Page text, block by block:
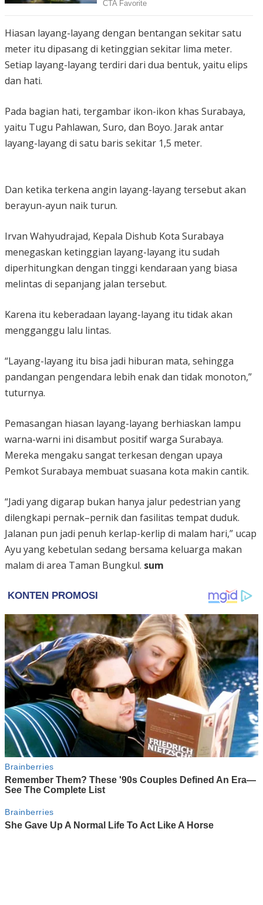
Hiasan layang-layang dengan bentangan sekitar satu
meter itu dipasang di ketinggian sekitar lima meter.
Setiap layang-layang terdiri dari dua bentuk, yaitu elips
dan hati.
Pada bagian hati, tergambar ikon-ikon khas Surabaya,
yaitu Tugu Pahlawan, Suro, dan Boyo. Jarak antar
layang-layang di satu baris sekitar 1,5 meter.
Dan ketika terkena angin layang-layang tersebut akan
berayun-ayun naik turun.
Irvan Wahyudrajad, Kepala Dishub Kota Surabaya
menegaskan ketinggian layang-layang itu sudah
diperhitungkan dengan tinggi kendaraan yang biasa
melintas di sepanjang jalan tersebut.
Karena itu keberadaan layang-layang itu tidak akan
mengganggu lalu lintas.
“Layang-layang itu bisa jadi hiburan mata, sehingga
pandangan pengendara lebih enak dan tidak monoton,”
tuturnya.
Pemasangan hiasan layang-layang berhiaskan lampu
warna-warni ini disambut positif warga Surabaya.
Mereka mengaku sangat terkesan dengan upaya
Pemkot Surabaya membuat suasana kota makin cantik.
“Jadi yang digarap bukan hanya jalur pedestrian yang
dilengkapi pernak–pernik dan fasilitas tempat duduk.
Jalanan pun jadi penuh kerlap-kerlip di malam hari,” ucap
Ayu yang kebetulan sedang bersama keluarga makan
malam di area Taman Bungkul. sum